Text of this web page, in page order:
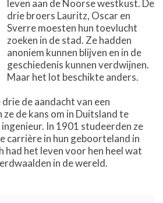
leven aan de Noorse westkust. De
drie broers Lauritz, Oscar en
Sverre moesten hun toevlucht
zoeken in de stad. Ze hadden
anoniem kunnen blijven en in de
geschiedenis kunnen verdwijnen.
Maar het lot beschikte anders.
de aandacht van een
de kans om in Duitsland te
In 1901 studeerden ze
carrière in hun geboorteland in
had het leven voor hen heel wat
in de wereld.